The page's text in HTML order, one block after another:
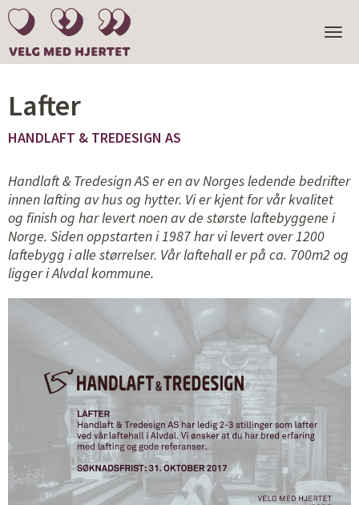
Lafter
HANDLAFT & TREDESIGN AS
Handlaft & Tredesign AS er en av Norges ledende bedrifter
innen lafting av hus og hytter. Vi er kjent for vår kvalitet
og finish og har levert noen av de største laftebyggene i
Norge. Siden oppstarten i 1987 har vi levert over 1200
laftebygg i alle størrelser. Vår laftehall er på ca. 700m2 og
ligger i Alvdal kommune.